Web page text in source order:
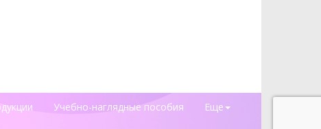
Учебно-наглядные пособия Еще